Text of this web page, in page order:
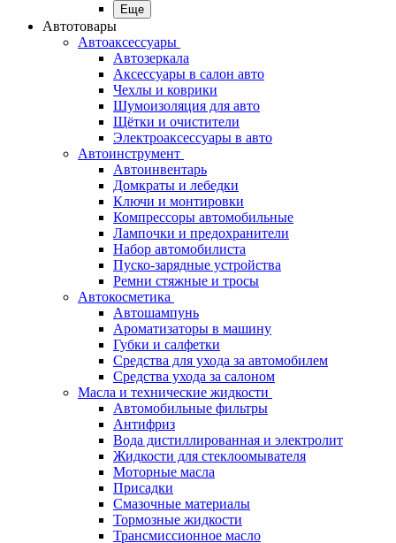
Еще
Автотовары
Автоаксессуары
Автозеркала
Аксессуары в салон авто
Чехлы и коврики
Шумоизоляция для авто
Щётки и очистители
Электроаксессуары в авто
Автоинструмент
Автоинвентарь
Домкраты и лебедки
Ключи и монтировки
Компрессоры автомобильные
Лампочки и предохранители
Набор автомобилиста
Пуско-зарядные устройства
Ремни стяжные и тросы
Автокосметика
Автошампунь
Ароматизаторы в машину
Губки и салфетки
Средства для ухода за автомобилем
Средства ухода за салоном
Масла и технические жидкости
Автомобильные фильтры
Антифриз
Вода дистиллированная и электролит
Жидкости для стеклоомывателя
Моторные масла
Присадки
Смазочные материалы
Тормозные жидкости
Трансмиссионное масло